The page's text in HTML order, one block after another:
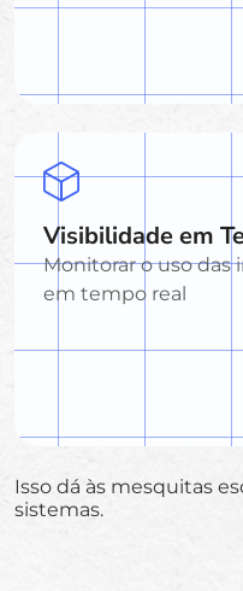
Visibilidade em
Monitorar o uso das
em tempo real
Isso dá às mesquitas
sistemas.